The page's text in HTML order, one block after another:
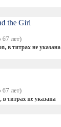
the Girl
67 лет)
в титрах не указана
67 лет)
в титрах не указана